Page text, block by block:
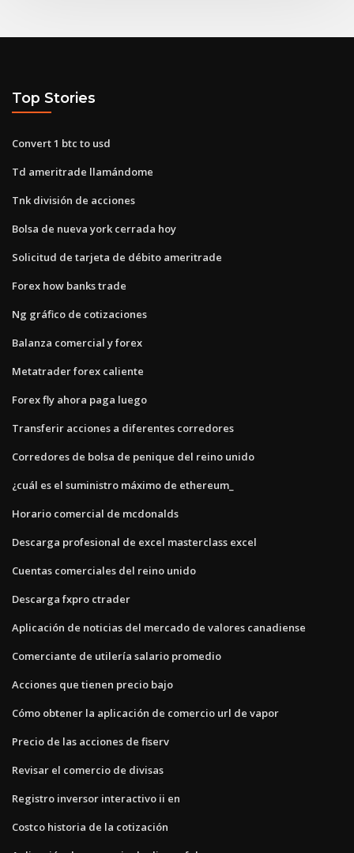
Top Stories
Convert 1 btc to usd
Td ameritrade llamándome
Tnk división de acciones
Bolsa de nueva york cerrada hoy
Solicitud de tarjeta de débito ameritrade
Forex how banks trade
Ng gráfico de cotizaciones
Balanza comercial y forex
Metatrader forex caliente
Forex fly ahora paga luego
Transferir acciones a diferentes corredores
Corredores de bolsa de penique del reino unido
¿cuál es el suministro máximo de ethereum_
Horario comercial de mcdonalds
Descarga profesional de excel masterclass excel
Cuentas comerciales del reino unido
Descarga fxpro ctrader
Aplicación de noticias del mercado de valores canadiense
Comerciante de utilería salario promedio
Acciones que tienen precio bajo
Cómo obtener la aplicación de comercio url de vapor
Precio de las acciones de fiserv
Revisar el comercio de divisas
Registro inversor interactivo ii en
Costco historia de la cotización